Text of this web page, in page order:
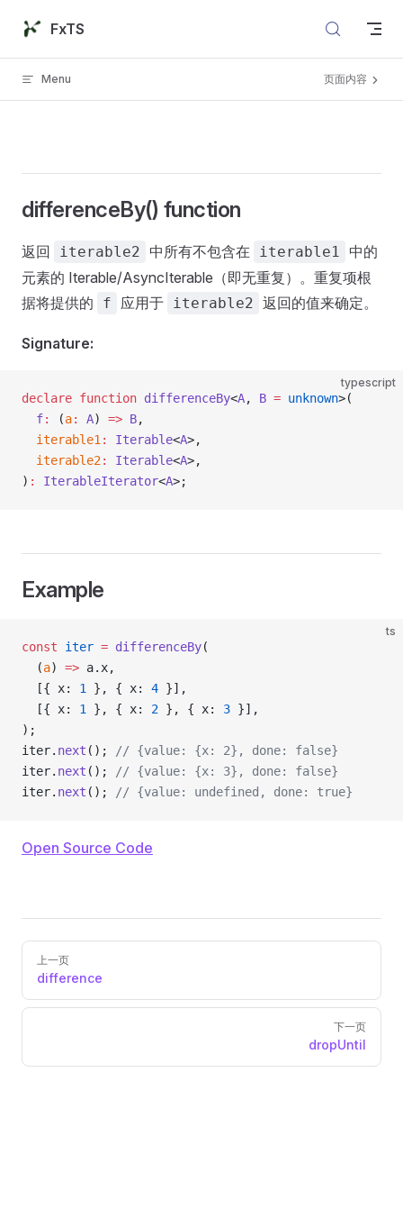
Skip to content
FxTS
Menu 页面内容
differenceBy() function
返回 iterable2 中所有不包含在 iterable1
中的
元素的 Iterable/AsyncIterable（即无重复）。重复项根
据将提供的
f 应用于 iterable2 返回的值来确定。
Signature:
typescript
declare function differenceBy<A, B = unknown>(
  f
: (a: A) => B,
  iterable1
: Iterable<A>,
  iterable2
: Iterable<A>,
) : IterableIterator<A>;
Example
ts
const iter = differenceBy(
  (
a) => a.x,
  [{ x:
1 }, { x: 4 }],
  [{ x:
1 }, { x: 2 }, { x: 3 }],
);
iter. next ();
// {value: {x: 2}, done: false}
iter. next ();
// {value: {x: 3}, done: false}
iter. next (); // {value: undefined, done: true}
Open Source Code
Pager
上一页
difference
下一页
dropUntil